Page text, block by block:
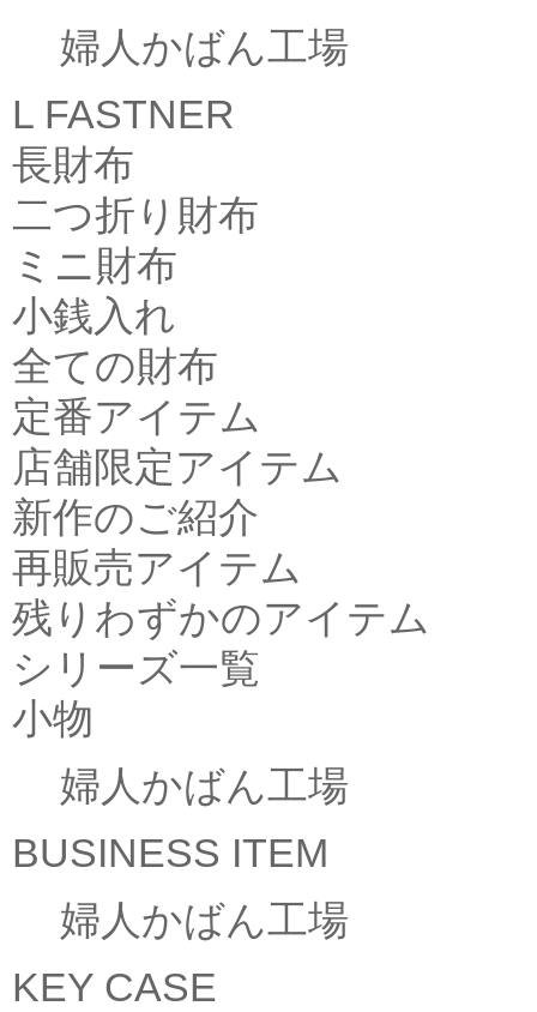
婦人かばん工場
L FASTNER
長財布
二つ折り財布
ミニ財布
小銭入れ
全ての財布
定番アイテム
店舗限定アイテム
新作のご紹介
再販売アイテム
残りわずかのアイテム
シリーズ一覧
小物
婦人かばん工場
BUSINESS ITEM
婦人かばん工場
KEY CASE